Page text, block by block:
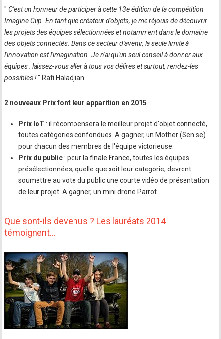
" C'est un honneur de participer à cette 13e édition de la compétition
Imagine Cup. En tant que créateur d'objets, je me réjouis de découvrir
les projets des équipes sélectionnées et notamment dans le domaine
des objets connectés. Dans ce secteur d'avenir, la seule limite à
l'innovation est l'imagination. Je n'ai qu'un seul conseil à donner aux
équipes : laissez-vous aller à tous vos délires et surtout, rendez-les
possibles !" Rafi Haladjian
2 nouveaux Prix font leur apparition en 2015
Prix IoT : il récompensera le meilleur projet d'objet connecté,
toutes catégories confondues. A gagner, un Mother (Sen.se)
pour chacun des membres de l'équipe victorieuse.
Prix du public : pour la finale France, toutes les équipes
présélectionnées, quelle que soit leur catégorie, devront
soumettre au vote du public une courte vidéo de présentation
de leur projet. A gagner, un mini drone Parrot.
Que sont-ils devenus ? Les lauréats 2014
témoignent…